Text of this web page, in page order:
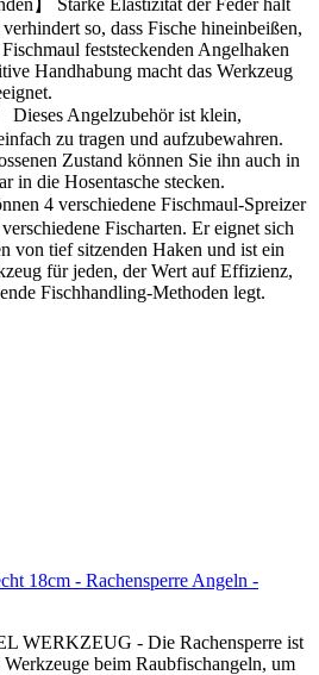
】 Starke Elastizität der Feder hält
so, dass Fische hineinbeißen,
feststeckenden Angelhaken
Handhabung macht das Werkzeug
Dieses Angelzubehör ist klein,
zu tragen und aufzubewahren.
Zustand können Sie ihn auch in
in die Hosentasche stecken.
4 verschiedene Fischmaul-Spreizer
Fischarten. Er eignet sich
von tief sitzenden Haken und ist ein
für jeden, der Wert auf Effizienz,
Fischhandling-Methoden legt.
18cm - Rachensperre Angeln -
WERKZEUG - Die Rachensperre ist
beim Raubfischangeln, um